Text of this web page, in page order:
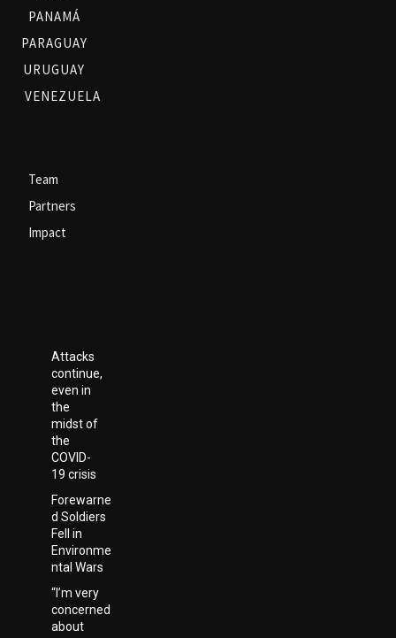
PANAMÁ
PARAGUAY
URUGUAY
VENEZUELA
Team
Partners
Impact
Attacks
continue,
even in
the
midst of
the
COVID-
19 crisis
Forewarne
d Soldiers
Fell in
Environme
ntal Wars
“I’m very
concerned
about